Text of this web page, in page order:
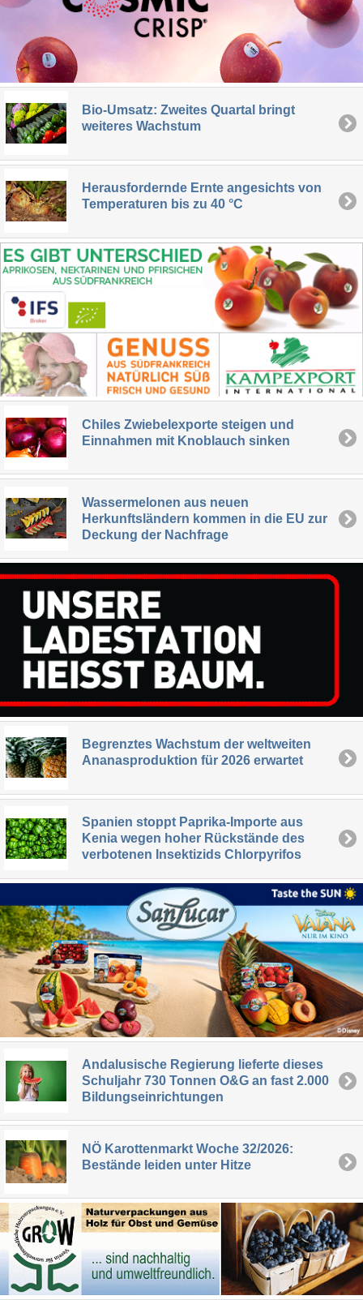
Bio-Umsatz: Zweites Quartal bringt
weiteres Wachstum
Herausfordernde Ernte angesichts von
Temperaturen bis zu 40 °C
Chiles Zwiebelexporte steigen und
Einnahmen mit Knoblauch sinken
Wassermelonen aus neuen
Herkunftsländern kommen in die EU zur
Deckung der Nachfrage
Begrenztes Wachstum der weltweiten
Ananasproduktion für 2026 erwartet
Spanien stoppt Paprika-Importe aus
Kenia wegen hoher Rückstände des
verbotenen Insektizids Chlorpyrifos
Andalusische Regierung lieferte dieses
Schuljahr 730 Tonnen O&G an fast 2.000
Bildungseinrichtungen
NÖ Karottenmarkt Woche 32/2026:
Bestände leiden unter Hitze